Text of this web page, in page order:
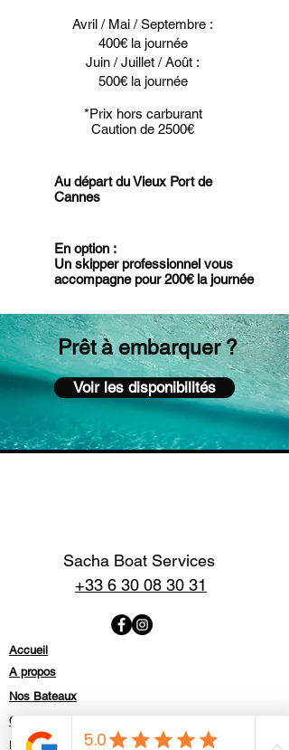
Avril / Mai / Septembre :
400€ la journée
Juin / Juillet / Août :
500€ la journée
*Prix hors carburant
Caution de 2500€
Au départ du Vieux Port de
Cannes
En option :
Un skipper professionnel vous
accompagne pour 200€ la journée
Prêt à embarquer ?
Voir les disponibilités
Sacha Boat Services
+33 6 30 08 30 31
Accueil
A propos
Nos Bateaux
Contact
Politique de confidentialité